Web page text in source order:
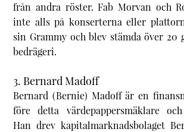
från andra röster. Fab Morvan och
inte alls på konserterna eller
sin Grammy och blev stämda över 20
bedrägeri.
3. Bernard Madoff
Bernard (Bernie) Madoff är en
före detta värdepappersmäklare
Han drev kapitalmarknadsbolaget